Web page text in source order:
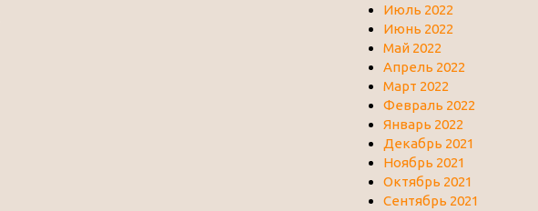
Июль 2022
Июнь 2022
Май 2022
Апрель 2022
Март 2022
Февраль 2022
Январь 2022
Декабрь 2021
Ноябрь 2021
Октябрь 2021
Сентябрь 2021